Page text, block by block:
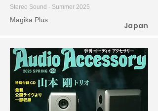
Stereo Sound - Summer 2025
Magika Plus
Japan